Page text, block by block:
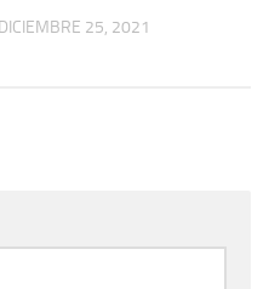
DICIEMBRE 25, 2021